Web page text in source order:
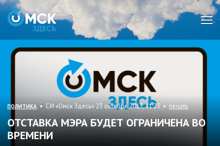
ПОЛИТИКА • СИ «Омск Здесь» 23 октября 2013, 11:23 • печать
ОТСТАВКА МЭРА БУДЕТ ОГРАНИЧЕНА ВО
ВРЕМЕНИ